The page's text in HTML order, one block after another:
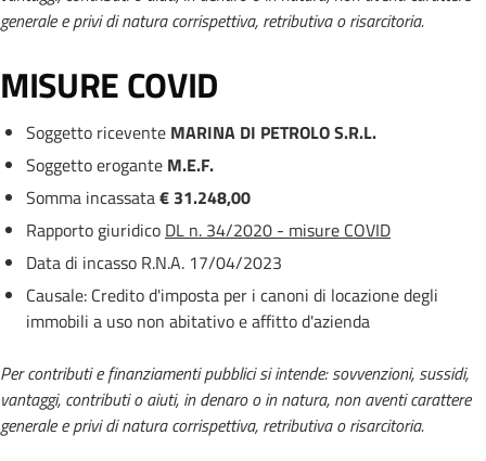
generale e privi di natura corrispettiva, retributiva o risarcitoria.
MISURE COVID
Soggetto ricevente MARINA DI PETROLO S.R.L.
Soggetto erogante M.E.F.
Somma incassata€ 31.248,00
Rapporto giuridico DL n. 34/2020 - misure COVID
Data di incasso R.N.A. 17/04/2023
Causale: Credito d'imposta per i canoni di locazione degli
immobili a uso non abitativo e affitto d'azienda
Per contributi e finanziamenti pubblici si intende: sovvenzioni, sussidi,
vantaggi, contributi o aiuti, in denaro o in natura, non aventi carattere
generale e privi di natura corrispettiva, retributiva o risarcitoria.